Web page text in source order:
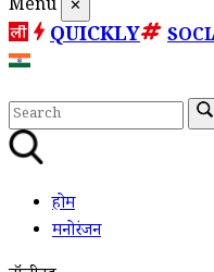
Menu ✕
QUICKLY
होम
मनोरंजन